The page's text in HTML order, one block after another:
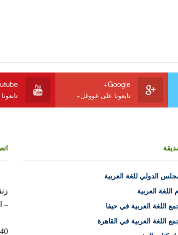
Google+
تابعونا على غووغل+
الدولي للغة العربية
اللغة العربية
اللغة العربية في حيفا
اللغة العربية في القاهرة
–
10040